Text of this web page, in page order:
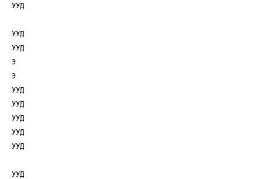
УУД
УУД
УУД
Э
Э
УУД
УУД
УУД
УУД
УУД
УУД